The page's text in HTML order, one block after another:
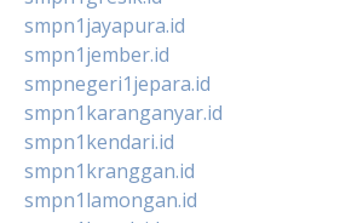
smpn1jayapura.id
smpn1jember.id
smpnegeri1jepara.id
smpn1karanganyar.id
smpn1kendari.id
smpn1kranggan.id
smpn1lamongan.id